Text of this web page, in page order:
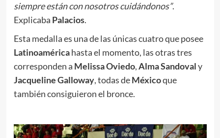
siempre están con nosotros cuidándonos”.
Explicaba Palacios.
Esta medalla es una de las únicas cuatro que posee
Latinoaméricahasta el momento, las otras tres
corresponden a Melissa Oviedo,Alma Sandovaly
Jacqueline Galloway, todas deMéxicoque
también consiguieron el bronce.